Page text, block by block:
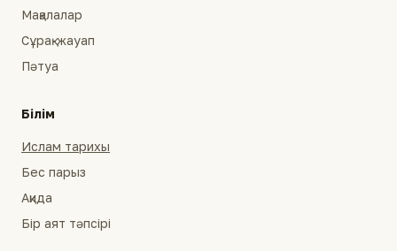
Мақалалар
Сұрақ-жауап
Пәтуа
Білім
Ислам тарихы
Бес парыз
Ақида
Бір аят тәпсірі